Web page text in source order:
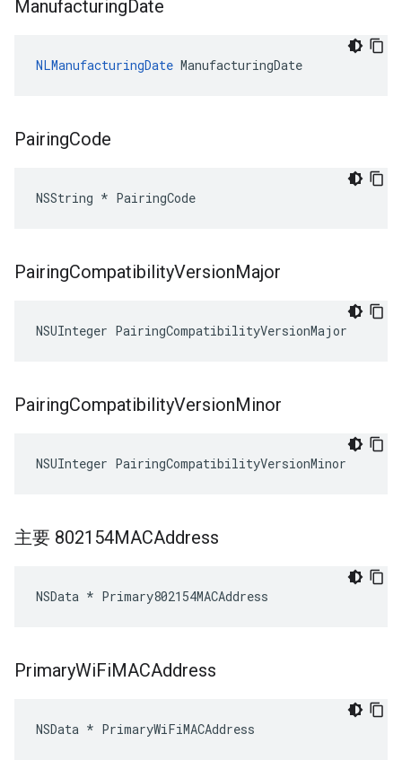
ManufacturingDate
NLManufacturingDate ManufacturingDate
PairingCode
NSString * PairingCode
PairingCompatibilityVersionMajor
NSUInteger PairingCompatibilityVersionMajor
PairingCompatibilityVersionMinor
NSUInteger PairingCompatibilityVersionMinor
主要 802154MACAddress
NSData * Primary802154MACAddress
PrimaryWiFiMACAddress
NSData * PrimaryWiFiMACAddress